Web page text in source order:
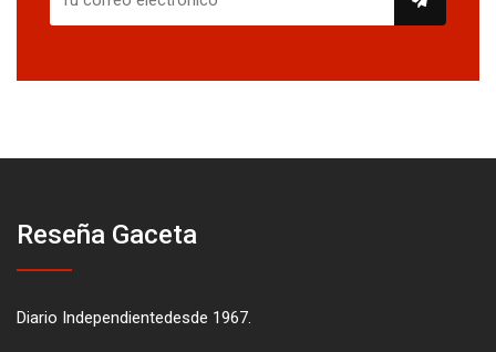
Reseña Gaceta
Diario Independientedesde 1967.